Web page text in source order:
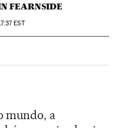
FEARNSIDE
EST
mundo, a